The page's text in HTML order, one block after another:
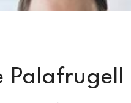
Palafrugell